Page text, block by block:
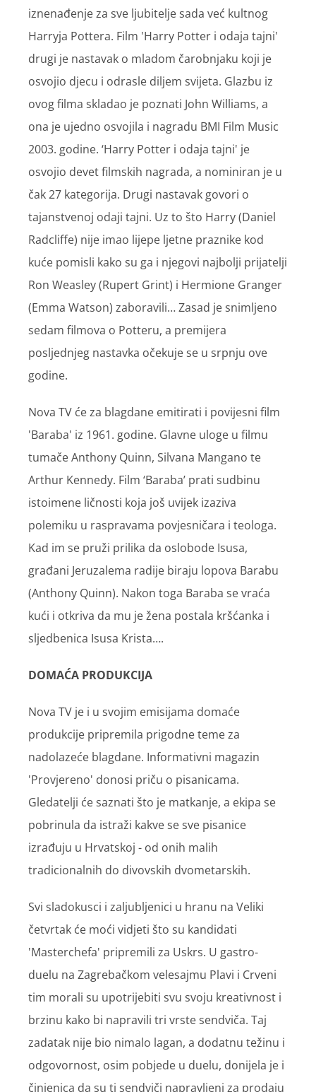
iznenađenje za sve ljubitelje sada već kultnog
Harryja Pottera. Film 'Harry Potter i odaja tajni'
drugi je nastavak o mladom čarobnjaku koji je
osvojio djecu i odrasle diljem svijeta. Glazbu iz
ovog filma skladao je poznati John Williams, a
ona je ujedno osvojila i nagradu BMI Film Music
2003. godine. ‘Harry Potter i odaja tajni' je
osvojio devet filmskih nagrada, a nominiran je u
čak 27 kategorija. Drugi nastavak govori o
tajanstvenoj odaji tajni. Uz to što Harry (Daniel
Radcliffe) nije imao lijepe ljetne praznike kod
kuće pomisli kako su ga i njegovi najbolji prijatelji
Ron Weasley (Rupert Grint) i Hermione Granger
(Emma Watson) zaboravili… Zasad je snimljeno
sedam filmova o Potteru, a premijera
posljednjeg nastavka očekuje se u srpnju ove
godine.
Nova TV će za blagdane emitirati i povijesni film
'Baraba' iz 1961. godine. Glavne uloge u filmu
tumače Anthony Quinn, Silvana Mangano te
Arthur Kennedy. Film ‘Baraba’ prati sudbinu
istoimene ličnosti koja još uvijek izaziva
polemiku u raspravama povjesničara i teologa.
Kad im se pruži prilika da oslobode Isusa,
građani Jeruzalema radije biraju lopova Barabu
(Anthony Quinn). Nakon toga Baraba se vraća
kući i otkriva da mu je žena postala kršćanka i
sljedbenica Isusa Krista….
DOMAĆA PRODUKCIJA
Nova TV je i u svojim emisijama domaće
produkcije pripremila prigodne teme za
nadolazeće blagdane. Informativni magazin
'Provjereno' donosi priču o pisanicama.
Gledatelji će saznati što je matkanje, a ekipa se
pobrinula da istraži kakve se sve pisanice
izrađuju u Hrvatskoj - od onih malih
tradicionalnih do divovskih dvometarskih.
Svi sladokusci i zaljubljenici u hranu na Veliki
četvrtak će moći vidjeti što su kandidati
'Masterchefa' pripremili za Uskrs. U gastro-
duelu na Zagrebačkom velesajmu Plavi i Crveni
tim morali su upotrijebiti svu svoju kreativnost i
brzinu kako bi napravili tri vrste sendviča. Taj
zadatak nije bio nimalo lagan, a dodatnu težinu i
odgovornost, osim pobjede u duelu, donijela je i
činjenica da su ti sendviči napravljeni za prodaju